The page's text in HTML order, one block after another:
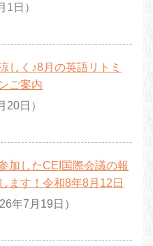
1日）
しく♪8月の英語リトミ
ご案内
20日）
加したCEI国際会議の報
ます！令和8年8月12日
年7月19日）